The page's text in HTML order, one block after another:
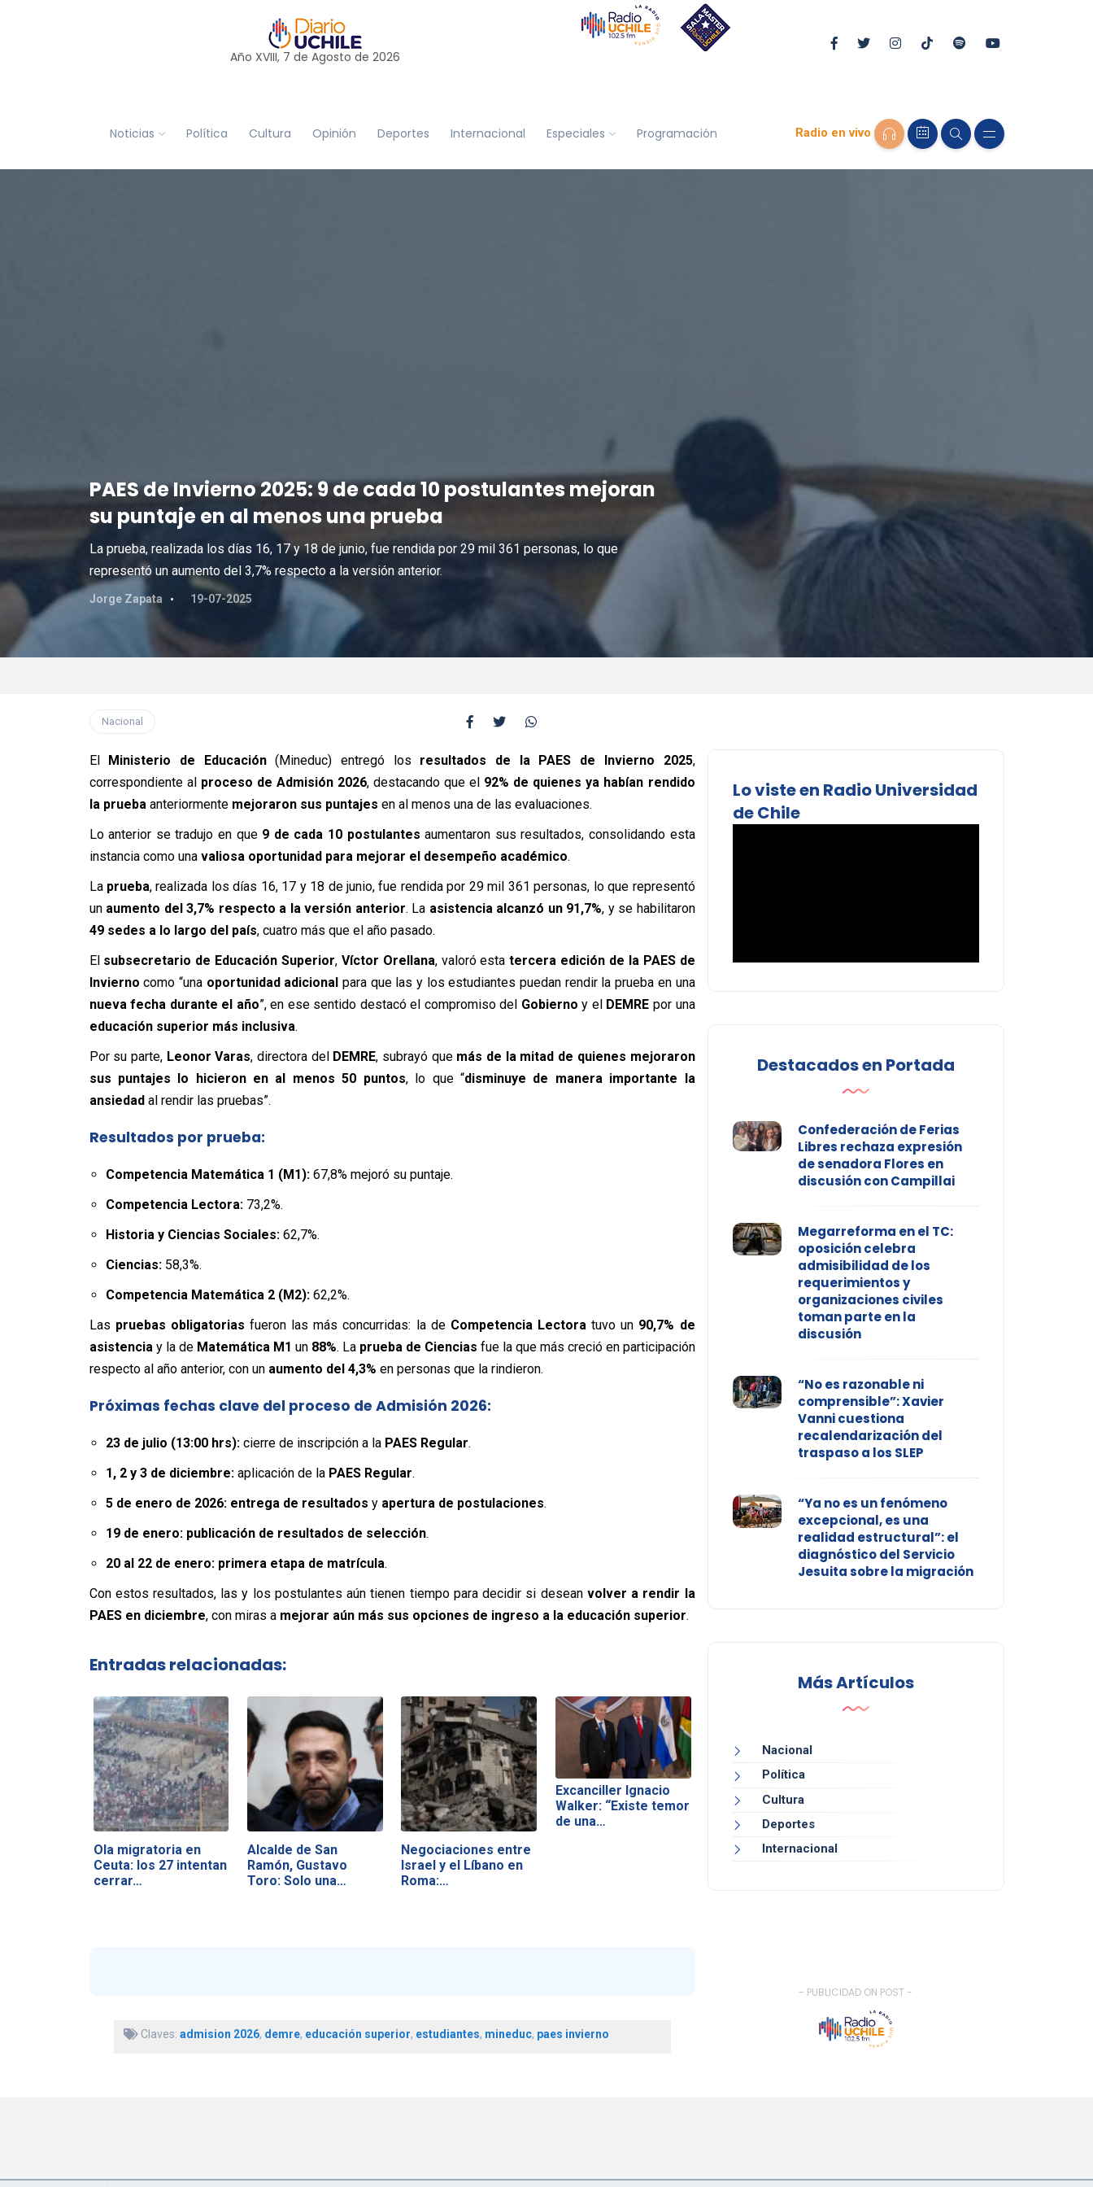
Año XVIII, 7 de Agosto de 2026
Noticias Política Cultura Opinión Deportes Internacional Especiales Programación Radio en vivo
PAES de Invierno 2025: 9 de cada 10 postulantes mejoran
su puntaje en al menos una prueba
La prueba, realizada los días 16, 17 y 18 de junio, fue rendida por 29 mil 361 personas, lo que
representó un aumento del 3,7% respecto a la versión anterior.
Jorge Zapata 19-07-2025
Nacional
El Ministerio de Educación(Mineduc) entregó los resultados de la PAES de Invierno 2025,
correspondiente al proceso de Admisión 2026, destacando que el 92% de quienes ya habían rendido
la pruebaanteriormente mejoraron sus puntajes en al menos una de las evaluaciones.
Lo anterior se tradujo en que 9 de cada 10 postulantesaumentaron sus resultados, consolidando esta
instancia como una valiosa oportunidad para mejorar el desempeño académico.
La prueba, realizada los días 16, 17 y 18 de junio, fue rendida por 29 mil 361 personas, lo que representó
un aumento del 3,7% respecto a la versión anterior. La asistencia alcanzó un 91,7%, y se habilitaron
49 sedes a lo largo del país, cuatro más que el año pasado.
El subsecretario de Educación Superior, Víctor Orellana, valoró estatercera edición de la PAES de
Invierno como “una oportunidad adicional para que las y los estudiantes puedan rendir la prueba en una
nueva fecha durante el año”, en ese sentido destacó el compromiso del Gobierno y el DEMRE por una
educación superior más inclusiva.
Por su parte, Leonor Varas, directora del DEMRE, subrayó que más de la mitad de quienes mejoraron
sus puntajes lo hicieron en al menos 50 puntos, lo que “disminuye de manera importante la
ansiedadal rendir las pruebas”.
Resultados por prueba:
Competencia Matemática 1 (M1):67,8% mejoró su puntaje.
Competencia Lectora:73,2%.
Historia y Ciencias Sociales:62,7%.
Ciencias:58,3%.
Competencia Matemática 2 (M2):62,2%.
Las pruebas obligatorias fueron las más concurridas: la de Competencia Lectoratuvo un 90,7% de
asistenciay la de Matemática M1 un 88%. La prueba de Ciencias fue la que más creció en participación
respecto al año anterior, con un aumento del 4,3% en personas que la rindieron.
Próximas fechas clave del proceso de Admisión 2026:
23 de julio (13:00 hrs):cierre de inscripción a la PAES Regular.
1, 2 y 3 de diciembre:aplicación de la PAES Regular.
5 de enero de 2026: entrega de resultados y apertura de postulaciones.
19 de enero: publicación de resultados de selección.
20 al 22 de enero: primera etapa de matrícula.
Con estos resultados, las y los postulantes aún tienen tiempo para decidir si deseanvolver a rendir la
PAES en diciembre, con miras a mejorar aún más sus opciones de ingreso a la educación superior.
Entradas relacionadas:
Ola migratoria en
Ceuta: los 27 intentan
cerrar…
Alcalde de San
Ramón, Gustavo
Toro: Solo una…
Negociaciones entre
Israel y el Líbano en
Roma:…
Excanciller Ignacio
Walker: “Existe temor
de una…
Claves: admision 2026, demre, educación superior, estudiantes, mineduc, paes invierno
Lo viste en Radio Universidad
de Chile
Destacados en Portada
Confederación de Ferias
Libres rechaza expresión
de senadora Flores en
discusión con Campillai
Megarreforma en el TC:
oposición celebra
admisibilidad de los
requerimientos y
organizaciones civiles
toman parte en la
discusión
“No es razonable ni
comprensible”: Xavier
Vanni cuestiona
recalendarización del
traspaso a los SLEP
“Ya no es un fenómeno
excepcional, es una
realidad estructural”: el
diagnóstico del Servicio
Jesuita sobre la migración
Más Artículos
Nacional
Política
Cultura
Deportes
Internacional
- PUBLICIDAD ON POST -